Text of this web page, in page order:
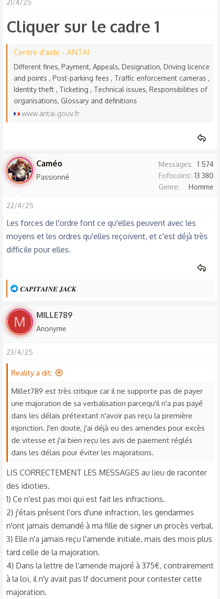
21/4/25
Cliquer sur le cadre 1
Centre d'aide - ANTAI
Different fines, Payment, Appeals, Designation, Driving licence
and points , Post-parking fees , Traffic enforcement cameras ,
Identity theft , Ticketing , Technical issues, Responsibilities of
organisations, Glossary and definitions
www.antai.gouv.fr
Caméo
Passionné
Messages
1 574
Fofocoins 13 380
Genre
Homme
22/4/25
Les forces de l'ordre font ce qu'elles peuvent avec les
moyens et les ordres qu'elles reçoivent, et c'est déjà très
difficile pour elles.
L
s
r
é
c
o
n
s
𝑪𝑨𝑷𝑰𝑻𝑨𝑰𝑵𝑬 𝑱𝑨𝑪𝑲
M MILLE789
Anonyme
23/4/25
Reality a dit:
Millet789 est très critique car il ne supporte pas de payer
une majoration de sa verbalisation parcequ'il n'a pas payé
dans les délais prétextant n'avoir pas reçu la première
injonction. J'en doute, j'ai déjà eu des amendes pour excès
de vitesse et j'ai bien reçu les avis de paiement réglés
dans les délais pour éviter les majorations.
LIS CORRECTEMENT LES MESSAGES au lieu de raconter
des idioties.
1) Ce n'est pas moi qui est fait les infractions.
2) j'étais présent l'ors d'une infraction, les gendarmes
n'ont jamais demandé à ma fille de signer un procès verbal.
3) Elle n'a jamais reçu l'amende initiale, mais des mois plus
tard celle de la majoration.
4) Dans la lettre de l'amende majoré à 375€, contrairement
à la loi, il n'y avait pas lf document pour contester cette
majoration.